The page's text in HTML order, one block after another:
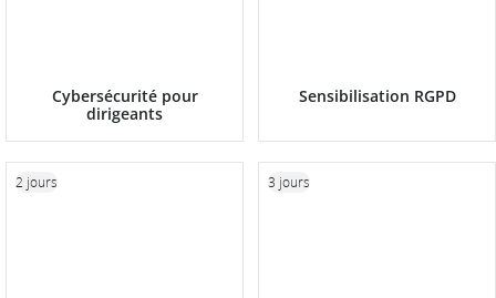
Cybersécurité pour
dirigeants
Sensibilisation RGPD
2 jours 3 jours